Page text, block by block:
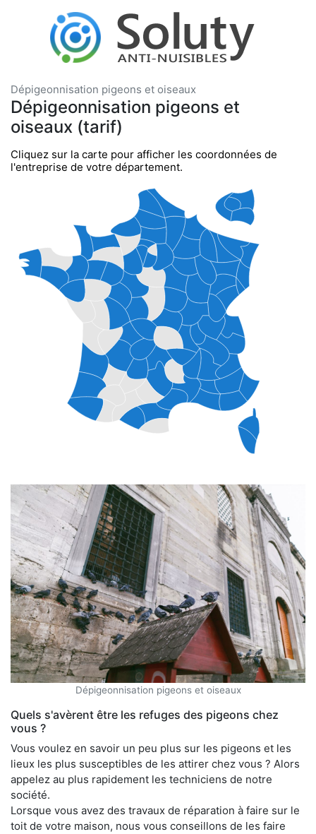
Dépigeonnisation pigeons et oiseaux
Dépigeonnisation pigeons et
oiseaux (tarif)
Cliquez sur la carte pour afficher les coordonnées de
l'entreprise de votre département.
Dépigeonnisation pigeons et oiseaux
Quels s'avèrent être les refuges des pigeons chez
vous ?
Vous voulez en savoir un peu plus sur les pigeons et les
lieux les plus susceptibles de les attirer chez vous ? Alors
appelez au plus rapidement les techniciens de notre
société.
Lorsque vous avez des travaux de réparation à faire sur le
toit de votre maison, nous vous conseillons de les faire